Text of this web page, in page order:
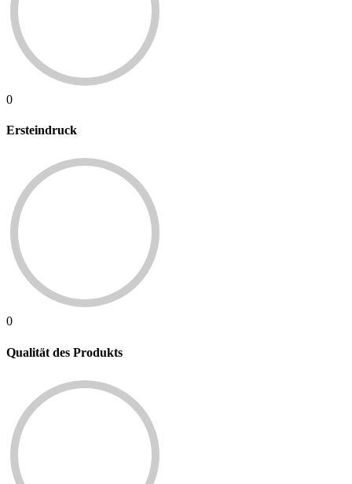
0
Ersteindruck
0
Qualität des Produkts